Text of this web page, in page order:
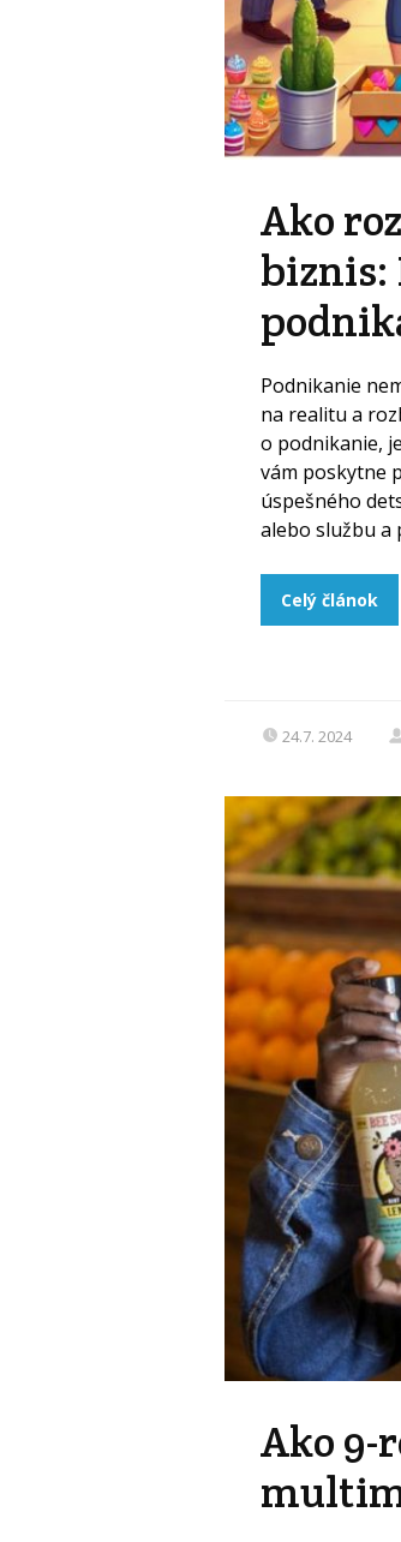
Ako
biznis:
Podnikanie
na realitu a
o podnikanie,
vám poskytne
úspešného
alebo službu a
Celý článok
24.7. 2024
Ako 9-